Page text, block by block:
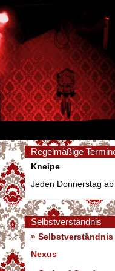
Regelmäßige
Kneipe
Jeden Donnerstag
Selbstverständnis
» Selbstverständnis
Nexus